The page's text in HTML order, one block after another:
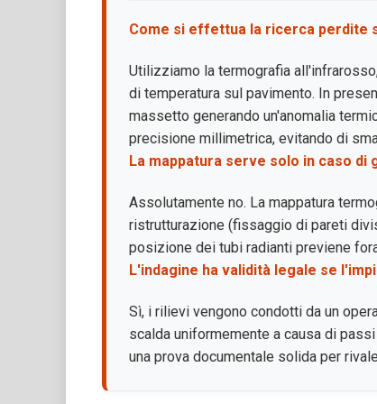
Come si effettua la ricerca perdite
Utilizziamo la termografia
di temperatura sul pavimento. In
massetto generando un'anomalia
precisione millimetrica, evitando di
La mappatura serve solo in caso di
Assolutamente no. La mappatura
ristrutturazione (fissaggio di pareti
posizione dei tubi radianti previene
L'indagine ha validità legale se
Sì, i rilievi vengono condotti da un
scalda uniformemente a causa di
una prova documentale solida per